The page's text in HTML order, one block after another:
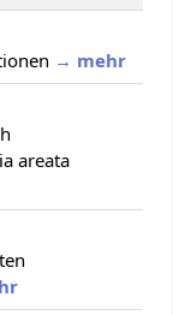
→ mehr
areata